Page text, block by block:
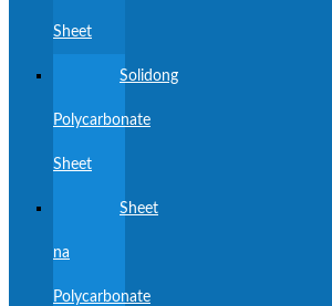
Sheet
Solidong
Polycarbonate
Sheet
Sheet
na
Polycarbonate